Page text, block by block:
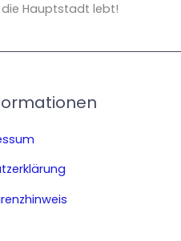
die Hauptstadt lebt!